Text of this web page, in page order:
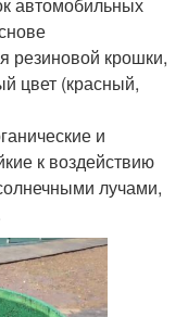
резиновой крошки,
цвет (красный,
и
к воздействию
лучами,